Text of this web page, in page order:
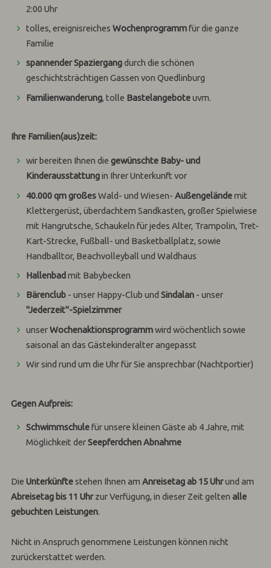
2:00 Uhr
tolles, ereignisreichesWochenprogrammfür die ganze
Familie
spannender Spaziergangdurch die schönen
geschichtsträchtigen Gassen von Quedlinburg
Familienwanderung, tolle Bastelangeboteuvm.
Ihre Familien(aus)zeit:
wir bereiten Ihnen diegewünschte Baby- und
Kinderausstattungin Ihrer Unterkunft vor
40.000 qm großesWald- und Wiesen-Außengeländemit
Klettergerüst, überdachtem Sandkasten, großer Spielwiese
mit Hangrutsche, Schaukeln für jedes Alter, Trampolin, Tret-
Kart-Strecke, Fußball- und Basketballplatz, sowie
Handballtor, Beachvolleyball und Waldhaus
Hallenbad mit Babybecken
Bärenclub - unser Happy-Club undSindalan - unser
"Jederzeit"-Spielzimmer
unserWochenaktionsprogrammwird wöchentlich sowie
saisonal an das Gästekinderalter angepasst
Wir sind rund um die Uhr für Sie ansprechbar (Nachtportier)
Gegen Aufpreis:
Schwimmschulefür unsere kleinen Gäste ab 4 Jahre, mit
Möglichkeit derSeepferdchen Abnahme
DieUnterkünftestehen Ihnen amAnreisetag ab 15 Uhrund am
Abreisetag bis 11 Uhrzur Verfügung, in dieser Zeit geltenalle
gebuchten Leistungen.
Nicht in Anspruch genommene Leistungen können nicht
zurückerstattet werden.